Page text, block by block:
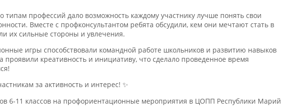
Вместе с профконсультантом ребята обсудили, кем они мечтают стать в
их сильные стороны и увлечения.
игры способствовали командной работе школьников и развитию навыков
проявили креативность и инициативу, что сделало проведенное время
за активность и интерес! ✨
6-11 классов на профориентационные мероприятия в ЦОПП Республики Марий Эл.